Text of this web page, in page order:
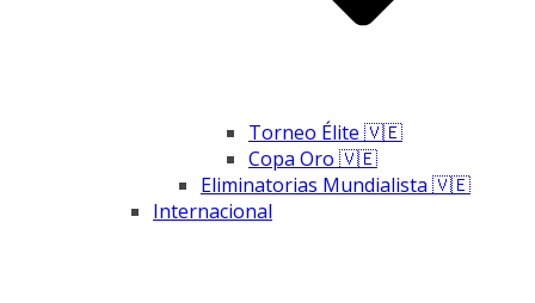
Torneo Élite 🇻🇪
Copa Oro 🇻🇪
Eliminatorias Mundialista 🇻🇪
Internacional